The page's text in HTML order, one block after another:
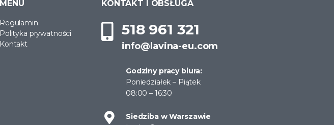
MENU
Regulamin
Polityka prywatności
Kontakt
KONTAKT I OBSŁUGA
518 961 321
info@lavina-eu.com
Godziny pracy biura:
Poniedziałek – Piątek
08:00 – 16:30
Siedziba w Warszawie